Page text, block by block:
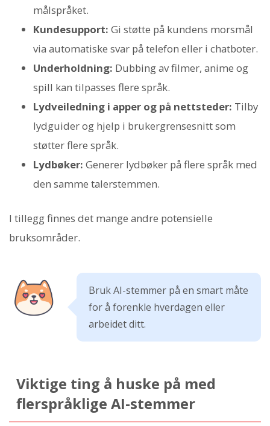
målspråket.
Kundesupport: Gi støtte på kundens morsmål
via automatiske svar på telefon eller i chatboter.
Underholdning: Dubbing av filmer, anime og
spill kan tilpasses flere språk.
Lydveiledning i apper og på nettsteder: Tilby
lydguider og hjelp i brukergrensesnitt som
støtter flere språk.
Lydbøker: Generer lydbøker på flere språk med
den samme talerstemmen.
I tillegg finnes det mange andre potensielle
bruksområder.
Bruk AI-stemmer på en smart måte
for å forenkle hverdagen eller
arbeidet ditt.
Viktige ting å huske på med
flerspråklige AI-stemmer